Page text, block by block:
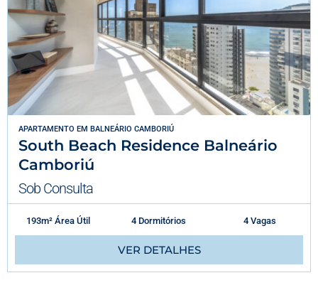
APARTAMENTO EM BALNEÁRIO CAMBORIÚ
South Beach Residence Balneário
Camboriú
Sob Consulta
193m² Área Útil 4 Dormitórios 4 Vagas
VER DETALHES